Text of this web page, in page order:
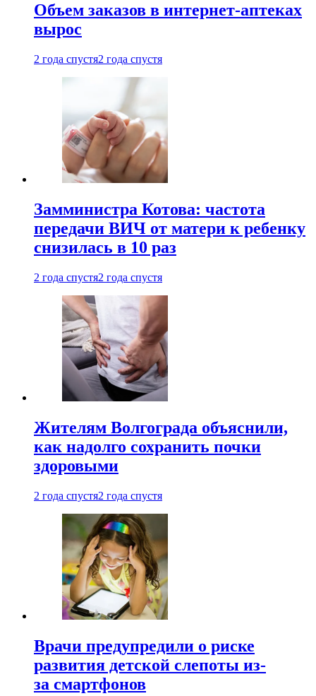
Объем заказов в интернет-аптеках
вырос
2 года спустя2 года спустя
Замминистра Котова: частота
передачи ВИЧ от матери к ребенку
снизилась в 10 раз
2 года спустя2 года спустя
Жителям Волгограда объяснили,
как надолго сохранить почки
здоровыми
2 года спустя2 года спустя
Врачи предупредили о риске
развития детской слепоты из-
за смартфонов